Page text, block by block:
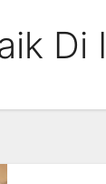
Di